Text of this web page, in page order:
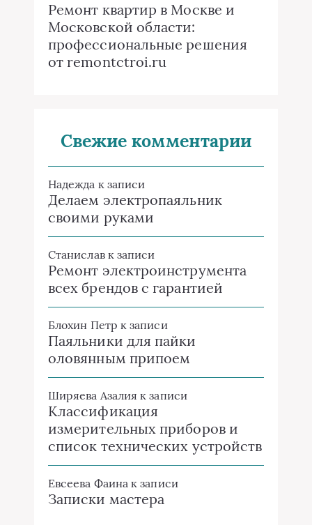
Ремонт квартир в Москве и
Московской области:
профессиональные решения
от remontctroi.ru
Свежие комментарии
Надежда к записи
Делаем электропаяльник
своими руками
Станиславк записи
Ремонт электроинструмента
всех брендов с гарантией
Блохин Петр к записи
Паяльники для пайки
оловянным припоем
Ширяева Азалия к записи
Классификация
измерительных приборов и
список технических устройств
Евсеева Фаина к записи
Записки мастера